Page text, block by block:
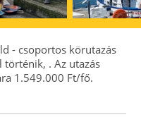
- csoportos körutazás
történik, . Az utazás
1.549.000 Ft/fő.